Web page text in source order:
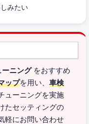
みたい
ニングをおすすめ
ップを用い、 車検
ューニングを実施
たセッティングの
軽にお問い合わせ